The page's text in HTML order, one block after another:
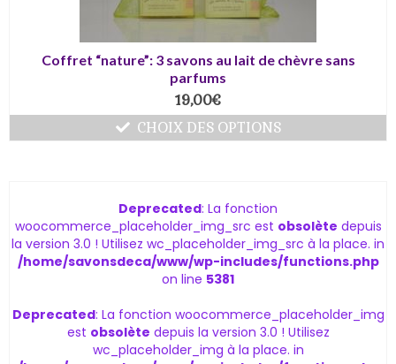
Coffret “nature”: 3 savons au lait de chèvre sans
parfums
19,00€
CHOIX DES OPTIONS
Deprecated: La fonction
woocommerce_placeholder_img_src est obsolète depuis
la version 3.0 ! Utilisez wc_placeholder_img_src à la place. in
/home/savonsdeca/www/wp-includes/functions.php
on line 5381
Deprecated: La fonction woocommerce_placeholder_img
est obsolète depuis la version 3.0 ! Utilisez
wc_placeholder_img à la place. in